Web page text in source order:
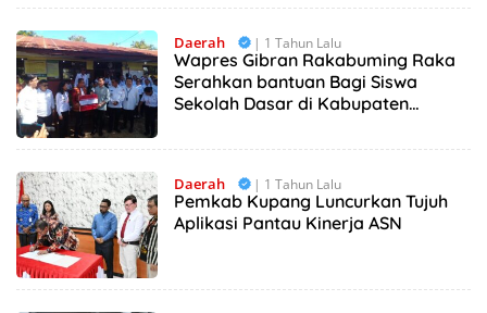
Daerah | 1 Tahun Lalu
Wapres Gibran Rakabuming Raka
Serahkan bantuan Bagi Siswa
Sekolah Dasar di Kabupaten
Daerah | 1 Tahun Lalu
Pemkab Kupang Luncurkan Tujuh
Aplikasi Pantau Kinerja ASN